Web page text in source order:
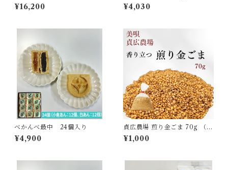
6本）・あぐりこ園
¥16,200
ぼし・貞広農場
¥4,030
べかんべ最中 24個入り
¥4,900
貞広農場 煎り金ごま 70g （詰
め替え用)
¥1,000